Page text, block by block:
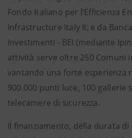
Fondo Italiano per l’Efficienza
Infrastructure Italy II, e da
Investimenti - BEI (mediante
attività serve oltre 250 Comuni
vantando una forte esperienza
900.000 punti luce, 100 gallerie
telecamere di sicurezza.
Il finanziamento, della durata